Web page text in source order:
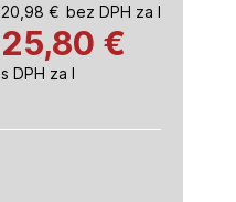
20,98 € bez DPH za l
25,80 €
s DPH za l